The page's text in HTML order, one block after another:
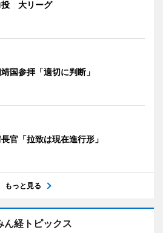
投 大リーグ
国参拝「適切に判断」
官「拉致は現在進行形」
もっと見る
ん経トピックス